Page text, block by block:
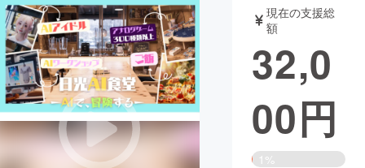
アート・写真 音楽
テクノロジー・ガジェット ゲーム・
映像・映画 書籍・雑誌
ビジネス・起業 チャレンジ
現在の支援総
額
32,0
00円
1%